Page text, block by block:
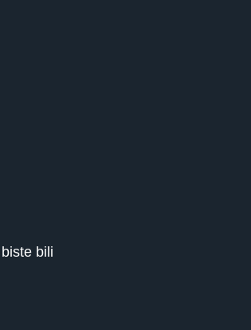
bili